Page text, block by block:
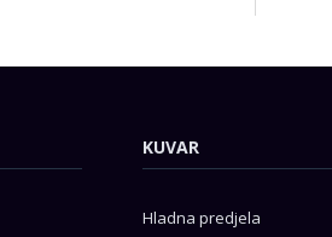
KUVAR
Hladna predjela